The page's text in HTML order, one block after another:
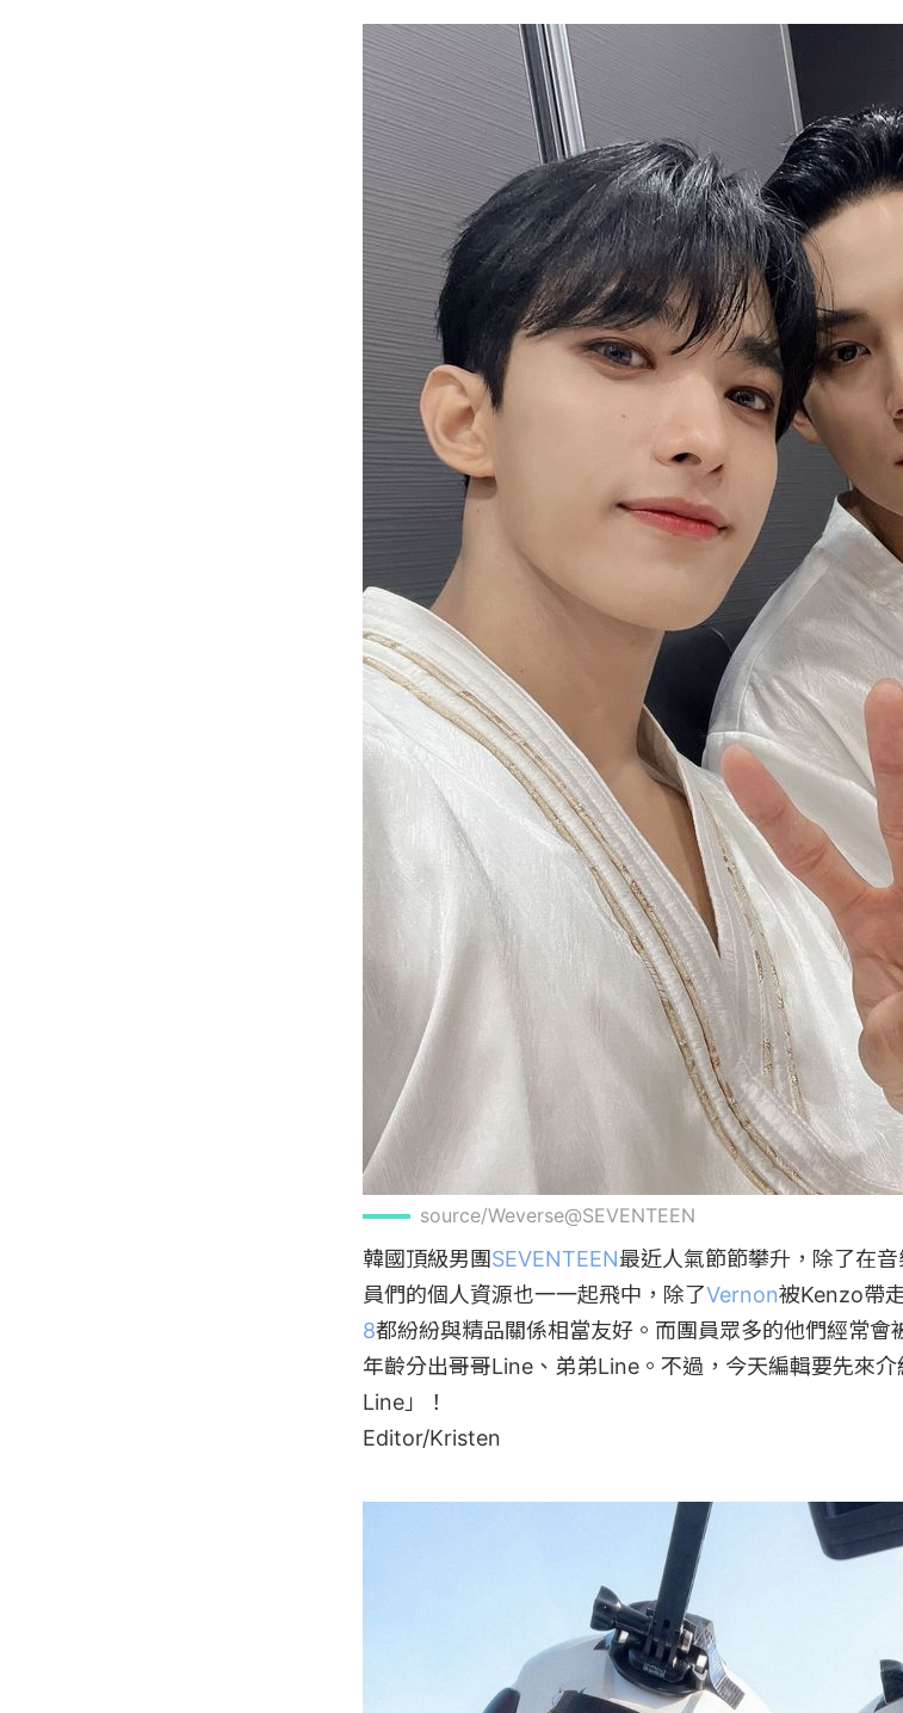
source/Weverse@SEVENTEEN
韓國頂級男團SEVENTEEN最近人氣節節攀升，除了在
員們的個人資源也一一起飛中，除了Vernon被Kenzo帶
8都紛紛與精品關係相當友好。而團員眾多的他們經常
年齡分出哥哥Line、弟弟Line。不過，今天編輯要先來
Line」！
Editor/Kristen